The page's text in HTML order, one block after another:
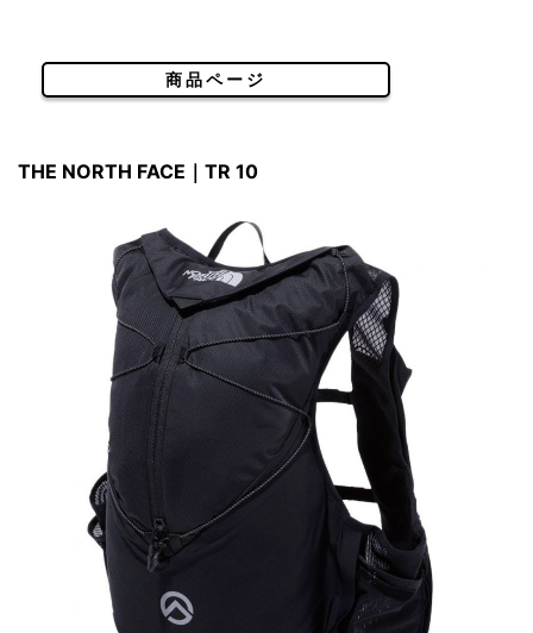
商品ページ
THE NORTH FACE｜TR 10